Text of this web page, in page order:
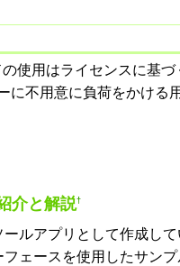
使用はライセンスに基づ
に不用意に負荷をかける
介と解説†
ルアプリとして作成して
ェースを使用したサンプ